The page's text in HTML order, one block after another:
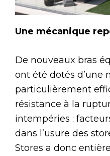
Une mécanique
De nouveaux bras
ont été dotés d’une
particulièrement
résistance à la
intempéries ;
dans l’usure des
Stores a donc